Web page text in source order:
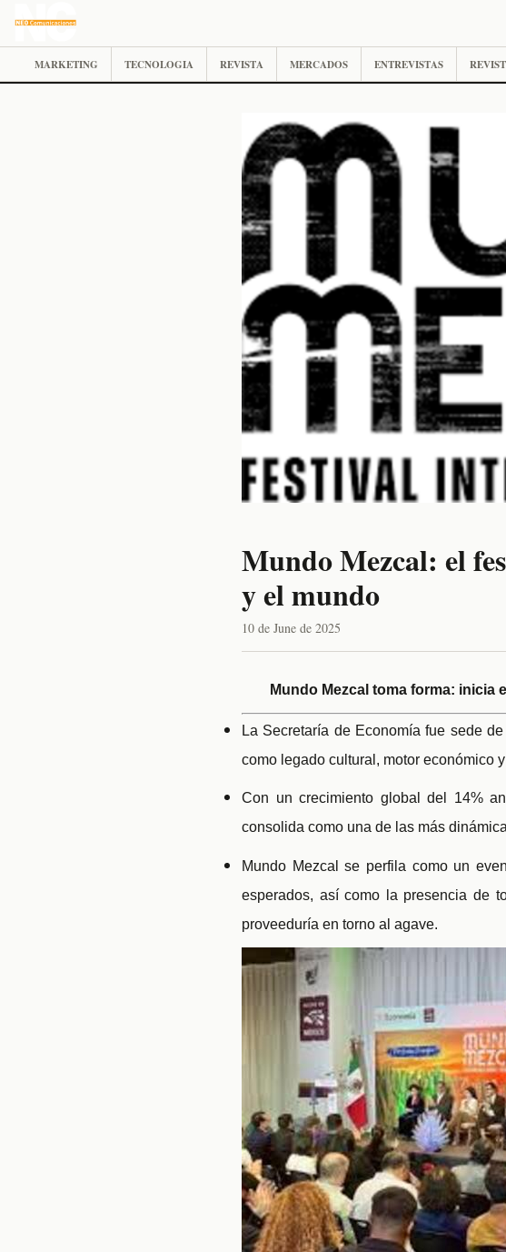
MARKETING TECNOLOGIA REVISTA MERCADOS ENTREVISTAS
Mundo Mezcal: el
y el mundo
10 de June de 2025
Mundo Mezcal toma forma: inicia
La Secretaría de Economía fue sede
como legado cultural, motor económico
Con un crecimiento global del 14%
consolida como una de las más
Mundo Mezcal se perfila como un
esperados, así como la presencia de
proveeduría en torno al agave.